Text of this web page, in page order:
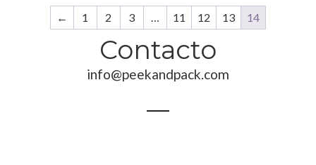
39,00€ 185,00€
83,00€
200,00€
145,00
← 1 2 3 … 11 12 13 14
Contacto
info@peekandpack.com